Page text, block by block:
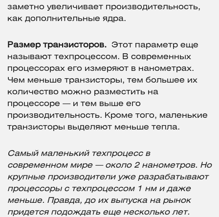
заметно увеличивает производительность,
как дополнительные ядра.
Размер транзисторов.
Этот параметр еще
называют техпроцессом. В современных
процессорах его измеряют в нанометрах.
Чем меньше транзисторы, тем большее их
количество можно разместить на
процессоре — и тем выше его
производительность. Кроме того, маленькие
транзисторы выделяют меньше тепла.
Самый маленький техпроцесс в
современном мире — около 2 нанометров. Но
крупные производители уже разрабатывают
процессоры с техпроцессом 1 нм и даже
меньше. Правда, до их выпуска на рынок
придется подождать еще несколько лет.